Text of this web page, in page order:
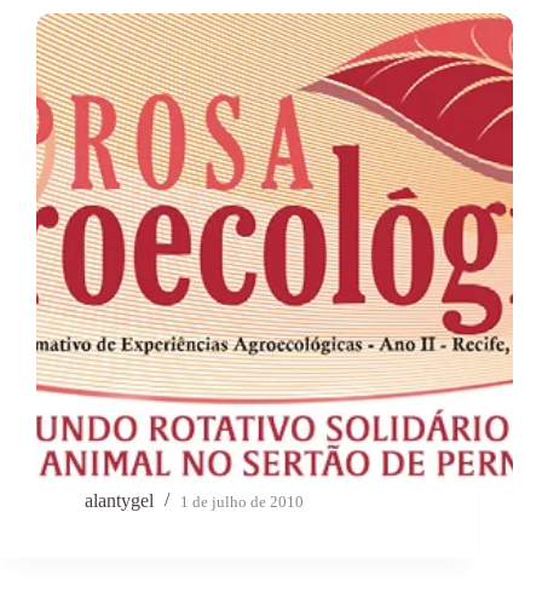
alantygel 1 de julho de 2010